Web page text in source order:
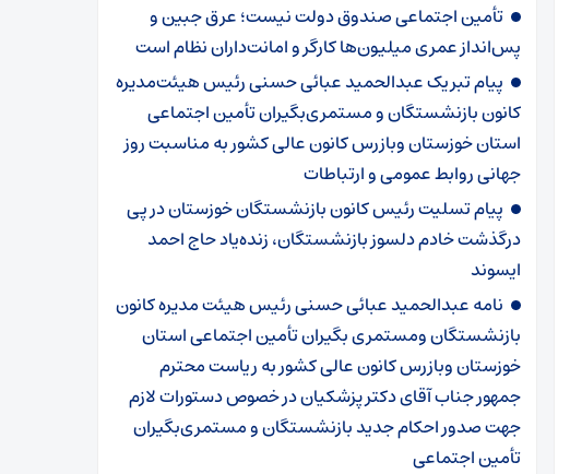
تأمین اجتماعی صندوق دولت نیست؛ عرق جبین و
پس‌انداز عمری میلیون‌ها کارگر و امانت‌داران نظام است
پیام تبریک عبدالحمید عبائی حسنی رئیس هیئت‌مدیره
کانون بازنشستگان و مستمری‌بگیران تأمین اجتماعی
استان خوزستان وبازرس کانون عالی کشور به مناسبت روز
جهانی روابط عمومی و ارتباطات
پیام تسلیت رئیس کانون بازنشستگان خوزستان در پی
درگذشت خادم دلسوز بازنشستگان، زنده‌یاد حاج احمد
ایسوند
نامه عبدالحمید عبائی حسنی رئیس هیئت مدیره کانون
بازنشستگان ومستمری بگیران تأمین اجتماعی استان
خوزستان وبازرس کانون عالی کشور به ریاست محترم
جمهور جناب آقای دکتر پزشکیان در خصوص دستورات لازم
جهت صدور احکام جدید بازنشستگان و مستمری‌بگیران
تأمین اجتماعی